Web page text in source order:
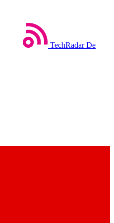
TechRadar De